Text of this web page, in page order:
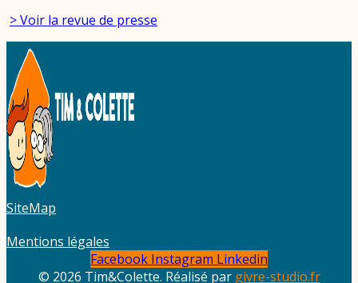
> Voir la revue de presse
SiteMap
Mentions légales
Facebook Instagram Linkedin
© 2026 Tim&Colette. Réalisé par givre-studio.fr